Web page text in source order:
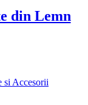
din Lemn